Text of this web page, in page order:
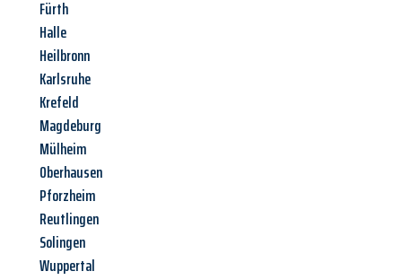
Fürth
Halle
Heilbronn
Karlsruhe
Krefeld
Magdeburg
Mülheim
Oberhausen
Pforzheim
Reutlingen
Solingen
Wuppertal